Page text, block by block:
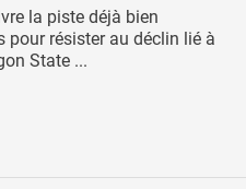
la piste déjà bien
résister au déclin lié à
State ...